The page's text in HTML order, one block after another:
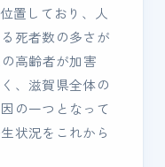
置しており、人
死者数の多さが
高齢者が加害
、滋賀県全体の
の一つとなって
状況をこれから